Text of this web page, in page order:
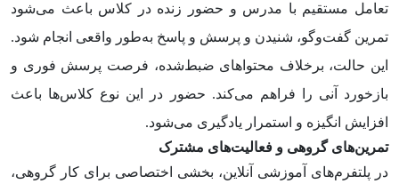
تعامل مستقیم با مدرس و حضور زنده در کلاس باعث می‌شود
تمرین گفت‌وگو، شنیدن و پرسش و پاسخ به‌طور واقعی انجام شود.
این حالت، برخلاف محتواهای ضبط‌شده، فرصت پرسش فوری و
بازخورد آنی را فراهم می‌کند. حضور در این نوع کلاس‌ها باعث
افزایش انگیزه و استمرار یادگیری می‌شود.
تمرین‌های گروهی و فعالیت‌های مشترک
در پلتفرم‌های آموزشی آنلاین، بخشی اختصاصی برای کار گروهی،